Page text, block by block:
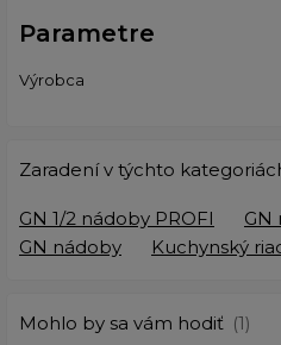
Parametre
Výrobca
Zaradení v týchto
GN 1/2 nádoby PROFI
GN
GN nádoby
Kuchynský
Mohlo by sa vám hodiť (1)